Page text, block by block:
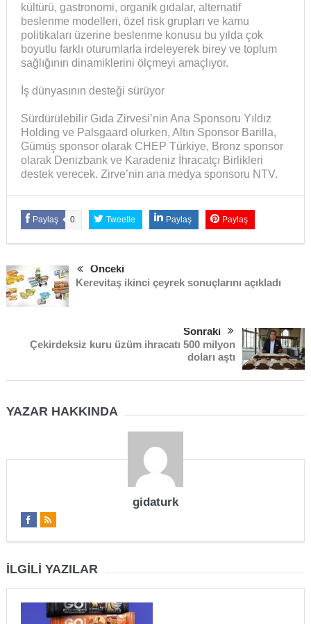
kültürü, gastronomi, organik gıdalar, alternatif
beslenme modelleri, özel risk grupları ve kamu
politikaları üzerine beslenme konusu bu yılda çok
boyutlu farklı oturumlarla irdeleyerek birey ve toplum
sağlığının dinamiklerini ölçmeyi amaçlıyor.
İş dünyasının desteği sürüyor
Sürdürülebilir Gıda Zirvesi’nin Ana Sponsoru Yıldız
Holding ve Palsgaard olurken, Altın Sponsor Barilla,
Gümüş sponsor olarak CHEP Türkiye, Bronz sponsor
olarak Denizbank ve Karadeniz İhracatçı Birlikleri
destek verecek. Zirve’nin ana medya sponsoru NTV.
Paylaş 0 Tweetle Paylaş Paylaş
Önceki
Kerevitaş ikinci çeyrek sonuçlarını açıkladı
Sonraki
Çekirdeksiz kuru üzüm ihracatı 500 milyon
doları aştı
YAZAR HAKKINDA
gidaturk
İLGILI YAZILAR